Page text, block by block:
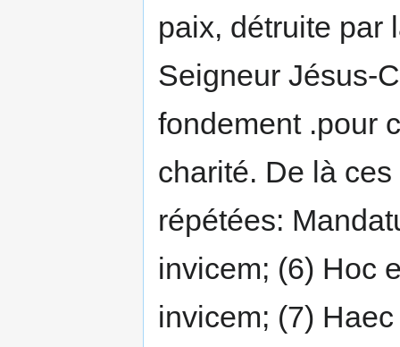
paix, détruite par
Seigneur Jésus-
fondement .pour
charité. De là
répétées:
invicem; (6) Hoc
invicem; (7)